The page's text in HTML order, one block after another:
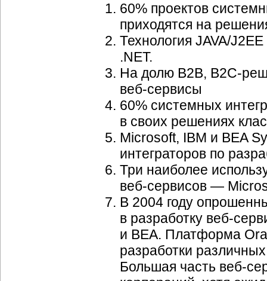
60% проектов
приходятся на
Технология JAVA/
.NET.
На долю B2B, B2C-
веб-сервисы
60% системных
в своих решениях
Microsoft, IBM и BEA
интеграторов по
Три наиболее
веб-сервисов —
В 2004 году
в разработку веб-
и BEA. Платформа
разработки
Большая часть веб-